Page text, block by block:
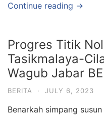
Continue reading →
Progres Titik
Tasikmalaya-
Wagub Jabar
BERITA · JULY 6, 2023
Benarkah simpang